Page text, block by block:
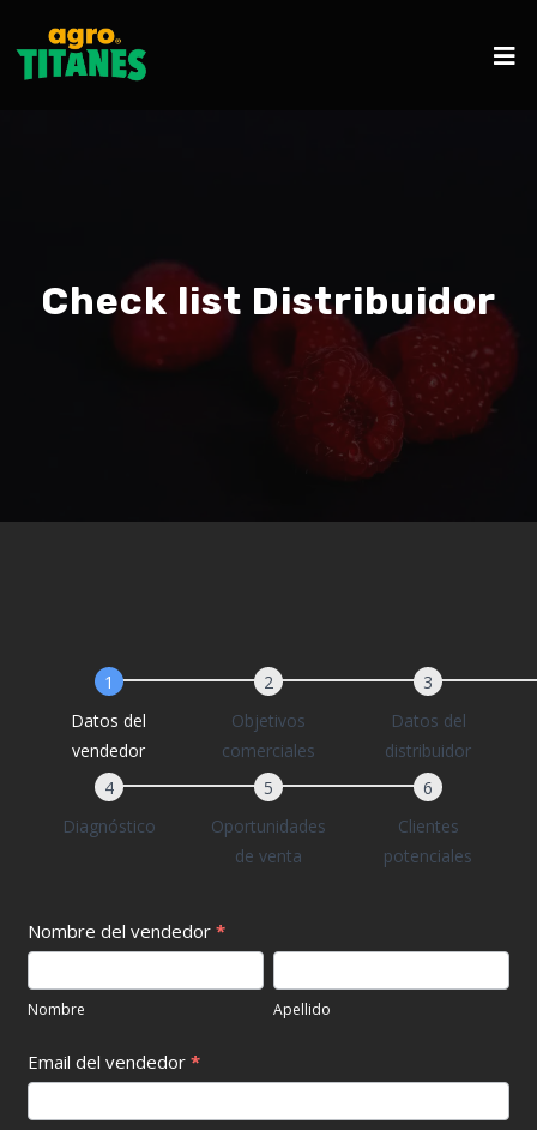
Check list Distribuidor
Distribuidor
Datos del
vendedor
Objetivos
comerciales
Datos del
distribuidor
Diagnóstico
Oportunidades
de venta
Clientes
potenciales
Nombre del vendedor*
Nombre Apellido
Email del vendedor*